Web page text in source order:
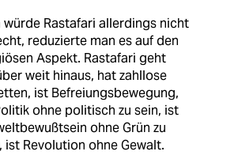
würde Rastafari allerdings nicht
reduzierte man es auf den
Aspekt. Rastafari geht
weit hinaus, hat zahllose
ist Befreiungsbewegung,
ohne politisch zu sein, ist
ohne Grün zu
ist Revolution ohne Gewalt.